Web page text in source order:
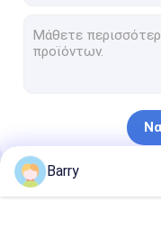
Οι Κατηγορίες Μας
Barry